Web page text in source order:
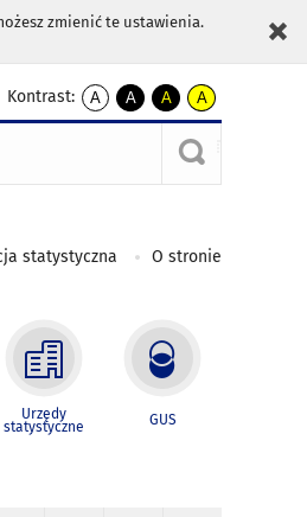
zmienić te ustawienia.
Kontrast:
A
kontrast
A
kontrast
czarnym
A
kontrast
żółty
tekst
czarnym
A
kontrast
czarny
tekst
żółtym
statystyczna O stronie
Urzędy
statystyczne GUS